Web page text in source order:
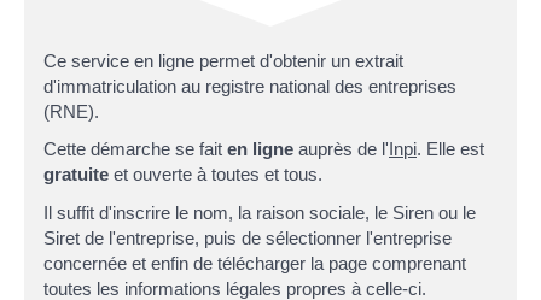
Ce service en ligne permet d'obtenir un extrait
d'immatriculation au registre national des entreprises
(RNE).
Cette démarche se fait en ligne auprès de l'Inpi. Elle est
gratuite et ouverte à toutes et tous.
Il suffit d'inscrire le nom, la raison sociale, le Siren ou le
Siret de l'entreprise, puis de sélectionner l'entreprise
concernée et enfin de télécharger la page comprenant
toutes les informations légales propres à celle-ci.